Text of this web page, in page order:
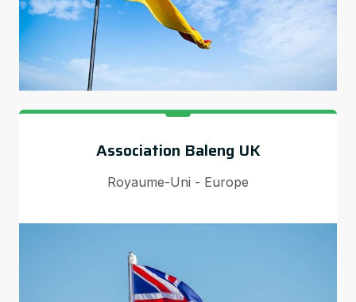
Association Baleng UK
Royaume-Uni - Europe